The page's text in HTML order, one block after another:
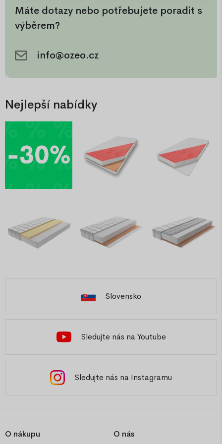
Máte dotazy nebo potřebujete poradit s
výběrem?
info@ozeo.cz
Nejlepší nabídky
Slovensko
Sledujte nás na Youtube
Sledujte nás na Instagramu
O nákupu O nás